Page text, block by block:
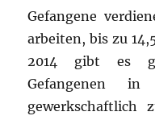
Gefangene
arbeiten, bis zu
2014 gibt es
Gefangenen
gewerkschaftlich